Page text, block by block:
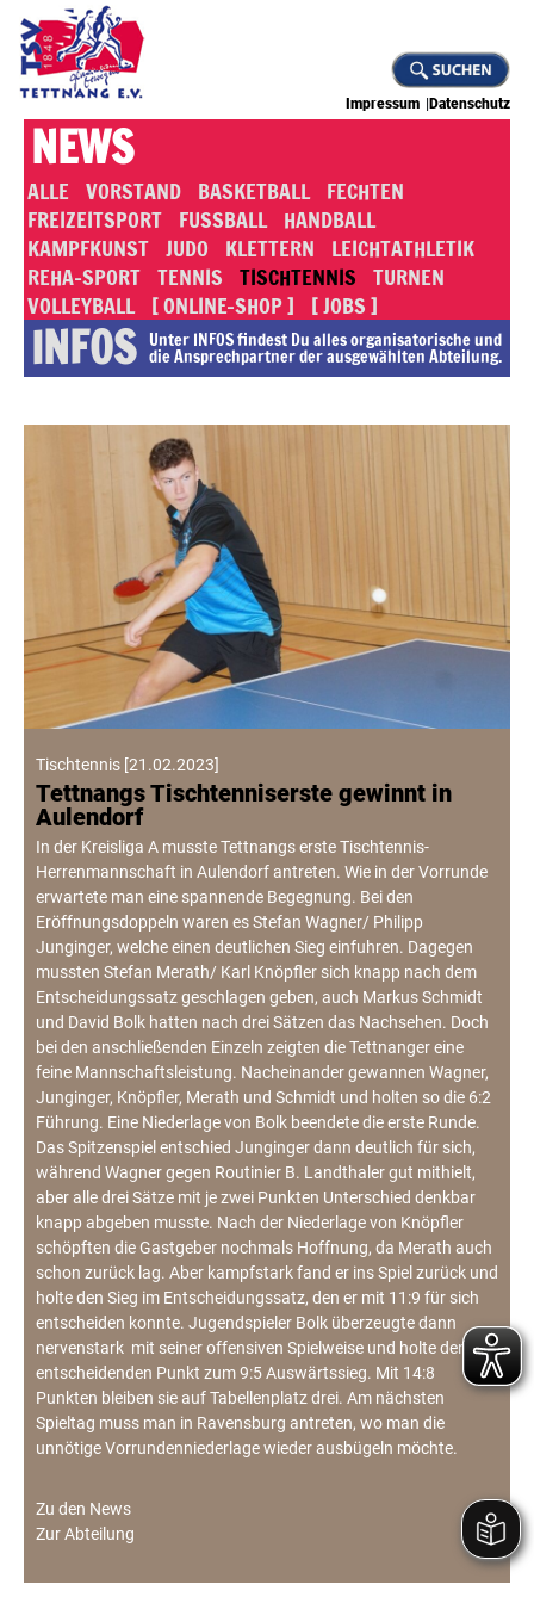
Impressum Datenschutz
NEWS
ALLE VORSTAND BASKETBALL FECHTEN
FREIZEITSPORT FUSSBALL HANDBALL
KAMPFKUNST JUDO KLETTERN
LEICHTATHLETIK
REHA-SPORT TENNIS TISCHTENNIS TURNEN
VOLLEYBALL [ ONLINE-SHOP ] [ JOBS ]
INFOS Unter INFOS findest Du alles or­ga­ni­sa­to­rische und
die An­sprech­part­ner der ausgewählten Abteilung.
Tischtennis [21.02.2023]
Tettnangs Tischtenniserste gewinnt in
Aulendorf
In der Kreisliga A musste Tettnangs erste Tischtennis-
Herrenmannschaft in Aulendorf antreten. Wie in der Vorrunde
erwartete man eine spannende Begegnung. Bei den
Eröffnungsdoppeln waren es Stefan Wagner/ Philipp
Junginger, welche einen deutlichen Sieg einfuhren. Dagegen
mussten Stefan Merath/ Karl Knöpfler sich knapp nach dem
Entscheidungssatz geschlagen geben, auch Markus Schmidt
und David Bolk hatten nach drei Sätzen das Nachsehen. Doch
bei den anschließenden Einzeln zeigten die Tettnanger eine
feine Mannschaftsleistung. Nacheinander gewannen Wagner,
Junginger, Knöpfler, Merath und Schmidt und holten so die 6:2
Führung. Eine Niederlage von Bolk beendete die erste Runde.
Das Spitzenspiel entschied Junginger dann deutlich für sich,
während Wagner gegen Routinier B. Landthaler gut mithielt,
aber alle drei Sätze mit je zwei Punkten Unterschied denkbar
knapp abgeben musste. Nach der Niederlage von Knöpfler
schöpften die Gastgeber nochmals Hoffnung, da Merath auch
schon zurück lag. Aber kampfstark fand er ins Spiel zurück und
holte den Sieg im Entscheidungssatz, den er mit 11:9 für sich
entscheiden konnte. Jugendspieler Bolk überzeugte dann
nervenstark mit seiner offensiven Spielweise und holte den
entscheidenden Punkt zum 9:5 Auswärtssieg. Mit 14:8
Punkten bleiben sie auf Tabellenplatz drei. Am nächsten
Spieltag muss man in Ravensburg antreten, wo man die
unnötige Vorrundenniederlage wieder ausbügeln möchte.
Zu den News
Zur Abteilung